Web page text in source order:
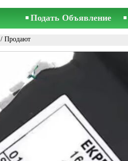
Подать Объявление
/ Продают